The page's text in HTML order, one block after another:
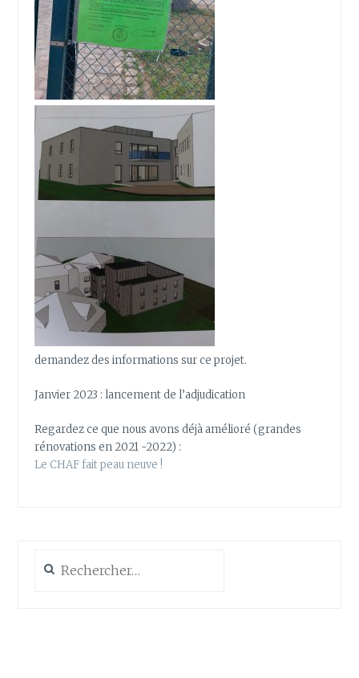
demandez des informations sur ce projet.
Janvier 2023 : lancement de l’adjudication
Regardez ce que nous avons déjà amélioré (grandes
rénovations en 2021 -2022) :
Le CHAF fait peau neuve !